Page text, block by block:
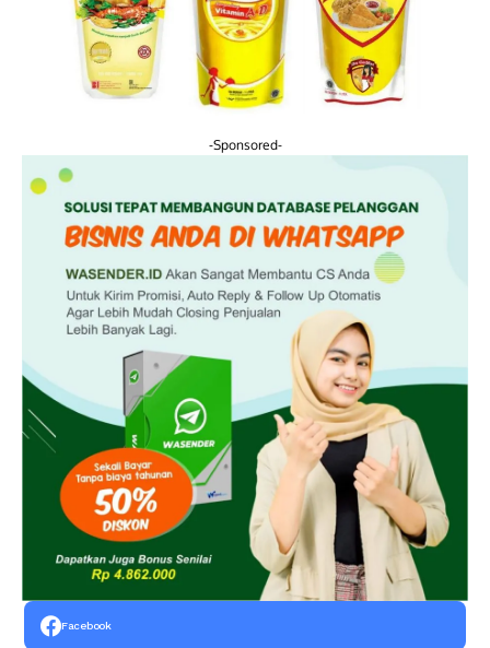
-Sponsored-
Facebook